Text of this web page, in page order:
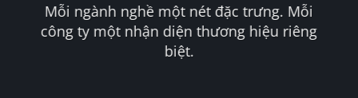
Mỗi ngành nghề một nét đặc trưng. Mỗi
công ty một nhận diện thương hiệu riêng
biệt.